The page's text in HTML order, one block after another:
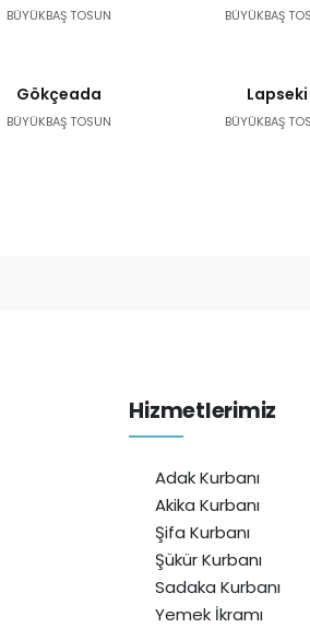
BÜYÜKBAŞ TOSUN BÜYÜKBAŞ
Gökçeada
BÜYÜKBAŞ TOSUN
Lapseki
BÜYÜKBAŞ
Hizmetlerimiz
Adak Kurbanı
Akika Kurbanı
Şifa Kurbanı
Şükür Kurbanı
Sadaka Kurbanı
Yemek İkramı